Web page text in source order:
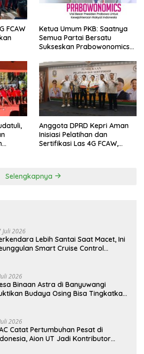
FCAW
Ketua Umum PKB: Saatnya
Semua Partai Bersatu
Sukseskan Prabowonomics
Anggota DPRD Kepri Aman
Inisiasi Pelatihan dan
Sertifikasi Las 4G FCAW,
Selengkapnya
Juli 2026
Lebih Santai Saat Macet, Ini
Smart Cruise Control
2026
Binaan Astra di Banyuwangi
Budaya Osing Bisa Tingkatkan
2026
Catat Pertumbuhan Pesat di
Aion UT Jadi Kontributor